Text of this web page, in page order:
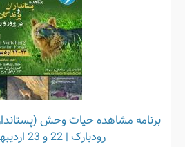
برنامه مشاهده‌ حیات وحش
رودبارک | 22 و 23 اردیبهشت1401